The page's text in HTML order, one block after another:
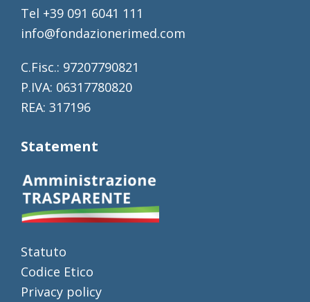
Tel +39 091 6041 111
info@fondazionerimed.com
C.Fisc.: 97207790821
P.IVA: 06317780820
REA: 317196
Statement
Statuto
Codice Etico
Privacy policy